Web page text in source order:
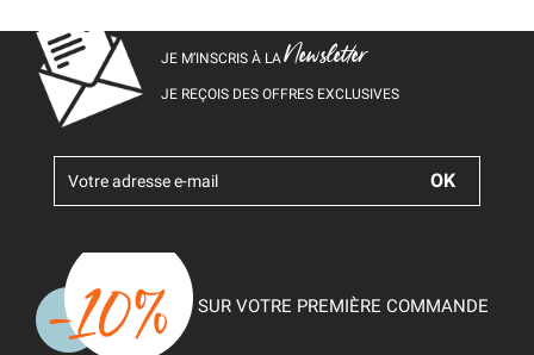
JE M’INSCRIS À LANewsletter
JE REÇOIS DES OFFRES EXCLUSIVES
SUR VOTRE PREMIÈRE COMMANDE